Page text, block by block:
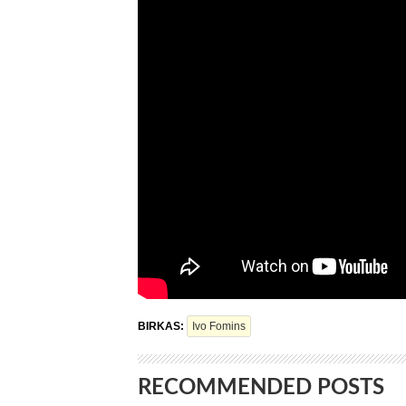
BIRKAS: Ivo Fomins
RECOMMENDED POSTS